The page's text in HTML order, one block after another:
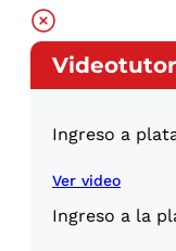
Ingreso a
Ver video
Ingreso a la